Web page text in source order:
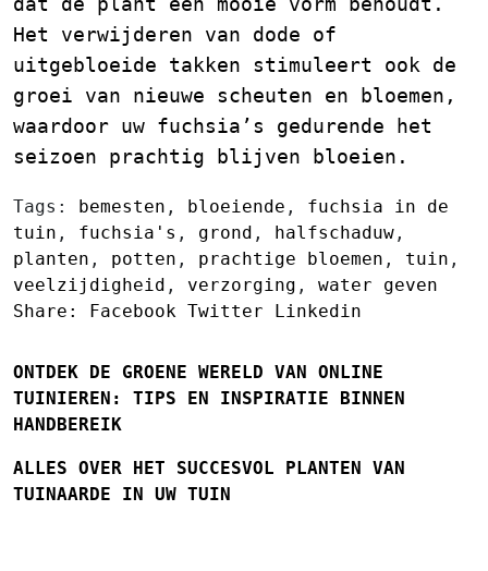
Het verwijderen van dode of
uitgebloeide takken stimuleert ook de
groei van nieuwe scheuten en bloemen,
waardoor uw fuchsia’s gedurende het
seizoen prachtig blijven bloeien.
Tags: bemesten , bloeiende , fuchsia in de
tuin , fuchsia's , grond , halfschaduw ,
planten , potten , prachtige bloemen , tuin ,
veelzijdigheid , verzorging , water geven
Share:
Facebook Twitter Linkedin
ONTDEK DE GROENE WERELD VAN ONLINE
TUINIEREN: TIPS EN INSPIRATIE BINNEN
HANDBEREIK
ALLES OVER HET SUCCESVOL PLANTEN VAN
TUINAARDE IN UW TUIN